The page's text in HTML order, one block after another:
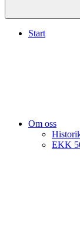
Start
Om oss
EKK